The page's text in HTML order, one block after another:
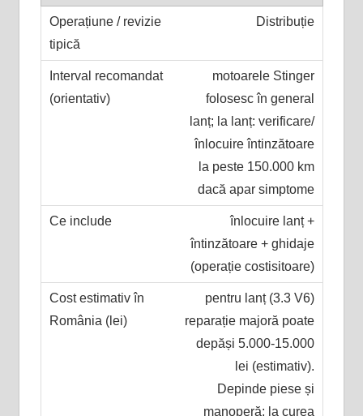
Distribuție
motoarele Stinger
folosesc în general
lanț; la lanț: verificare/
înlocuire întinzătoare
la peste 150.000 km
dacă apar simptome
înlocuire lanț +
întinzătoare + ghidaje
(operație costisitoare)
pentru lanț (3.3 V6)
reparație majoră poate
depăși 5.000-15.000
lei (estimativ).
Depinde piese și
manoperă; la curea